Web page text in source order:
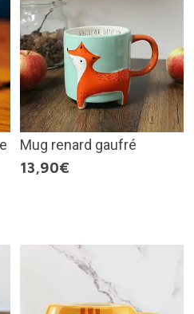
Mug renard gaufré
13,90€